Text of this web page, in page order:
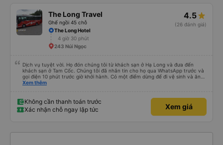
The Long Travel
Ghế ngồi 45 chỗ
4.5
(26 đánh giá)
The Long Hotel
4 giờ 30 phút
243 Núi Ngọc
Dịch vụ tuyệt vời. Họ đón chúng tôi từ khách sạn ở Hạ Long và đưa đến
khách sạn ở Tam Cốc. Chúng tôi đã nhắn tin cho họ qua WhatsApp trước và
gọi điện 10 phút trước giờ khởi hành. Có một điểm dừng để đi vệ sinh và ăn
nhẹ. Họ cung cấp một chai nước 0,5 lít. Xe buýt lớn và chỗ ngồi khá thoải
Xem thêm
Không cần thanh toán trước
Xác nhận chỗ ngay lập tức
Xem giá